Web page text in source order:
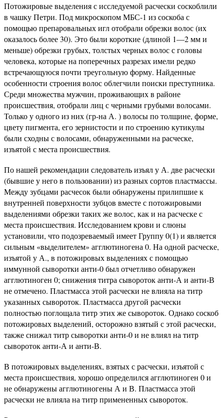
Потожировые выделения с исследуемой расчески соскоблили
в чашку Петри. Под микроскопом МБС-1 из соскоба с
помощью препаровальных игл отобрали обрезки волос (их
оказалось более 30). Это были короткие (длиной 1—2 мм и
меньше) обрезки грубых, толстых черных волос с головы
человека, которые на поперечных разрезах имели редко
встречающуюся почти треугольную форму. Найденные
особенности строения волос облегчили поиски преступника.
Среди множества мужчин, проживающих в районе
происшествия, отобрали лиц с черными грубыми волосами.
Только у одного из них (гр-на А. ) волосы по толщине, форме,
цвету пигмента, его зернистости и по строению кутикулы
были сходны с волосами, обнаруженными на расческе,
изъятой с места происшествия.
По нашей рекомендации следователь изъял у А. две расчески
(бывшие у него в пользовании) из разных сортов пластмассы.
Между зубцами расчесок были обнаружены прилипшие к
внутренней поверхности зубцов вместе с потожировыми
выделениями обрезки таких же волос, как и на расческе с
места происшествия. Исследованием крови и слюны
установили, что подозреваемый имеет Группу 0(1) и является
сильным «выделителем» агглютиногена 0. На одной расческе,
изъятой у А., в потожировых выделениях с помощью
иммунной сыворотки анти-0 был отчетливо обнаружен
агглютиноген 0; снижения титра сывороток анти-А и анти-В
не отмечено. Пластмасса этой расчески не влияла на титр
указанных сывороток. Пластмасса другой расчески
полностью поглощала титр этих же сывороток. Однако соскоб
потожировых выделений, осторожно взятый с этой расчески,
также снижал титр сыворотки анти-0 и не влиял на титр
сывороток анти-А и анти-В.
В потожировых выделениях, взятых с расчески, изъятой с
места происшествия, хорошо определился агглютиноген 0 и
не обнаружены агглютиногены А и В. Пластмасса этой
расчески не влияла на титр примененных сывороток.